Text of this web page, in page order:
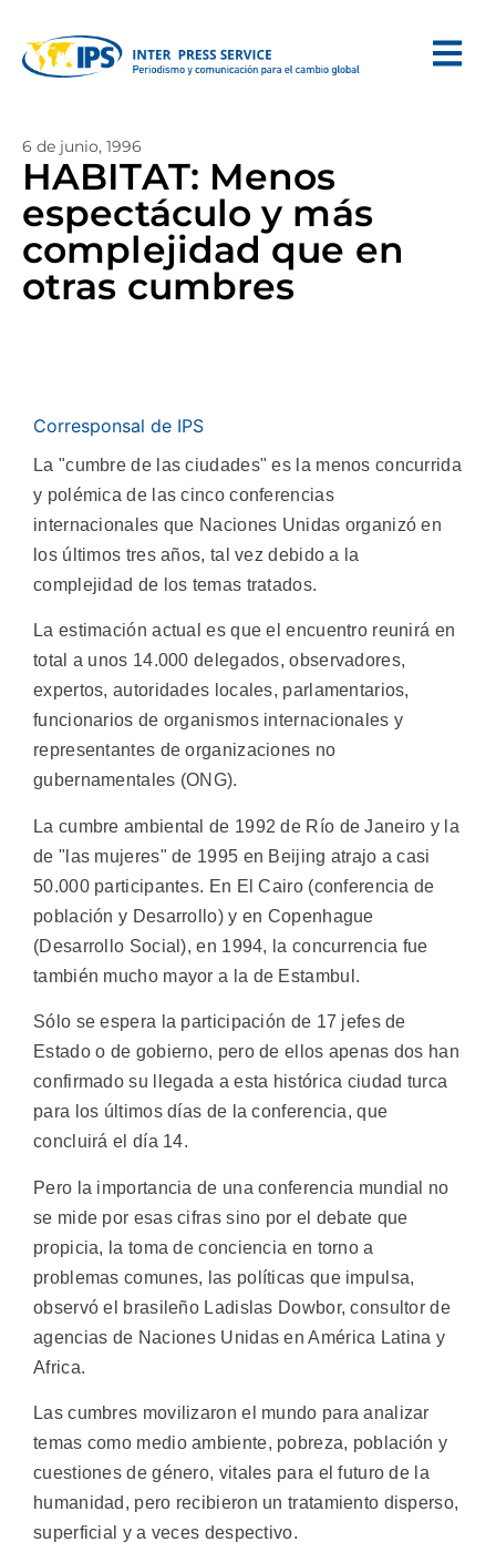
6 de junio, 1996
HABITAT: Menos
espectáculo y más
complejidad que en
otras cumbres
Corresponsal de IPS
La "cumbre de las ciudades" es la menos concurrida
y polémica de las cinco conferencias
internacionales que Naciones Unidas organizó en
los últimos tres años, tal vez debido a la
complejidad de los temas tratados.
La estimación actual es que el encuentro reunirá en
total a unos 14.000 delegados, observadores,
expertos, autoridades locales, parlamentarios,
funcionarios de organismos internacionales y
representantes de organizaciones no
gubernamentales (ONG).
La cumbre ambiental de 1992 de Río de Janeiro y la
de "las mujeres" de 1995 en Beijing atrajo a casi
50.000 participantes. En El Cairo (conferencia de
población y Desarrollo) y en Copenhague
(Desarrollo Social), en 1994, la concurrencia fue
también mucho mayor a la de Estambul.
Sólo se espera la participación de 17 jefes de
Estado o de gobierno, pero de ellos apenas dos han
confirmado su llegada a esta histórica ciudad turca
para los últimos días de la conferencia, que
concluirá el día 14.
Pero la importancia de una conferencia mundial no
se mide por esas cifras sino por el debate que
propicia, la toma de conciencia en torno a
problemas comunes, las políticas que impulsa,
observó el brasileño Ladislas Dowbor, consultor de
agencias de Naciones Unidas en América Latina y
Africa.
Las cumbres movilizaron el mundo para analizar
temas como medio ambiente, pobreza, población y
cuestiones de género, vitales para el futuro de la
humanidad, pero recibieron un tratamiento disperso,
superficial y a veces despectivo.